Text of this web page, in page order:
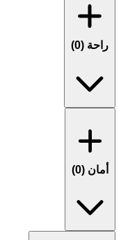
راحة (0
)
أمان (0
)